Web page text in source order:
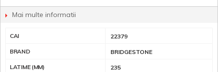
Mai multe informatii
CAI 22379
BRAND BRIDGESTONE
LATIME (MM) 235